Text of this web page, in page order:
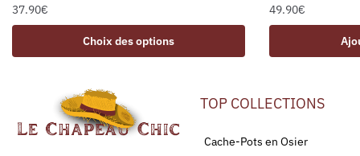
37.90€
Choix des options
49.90€
TOP COLLECTIONS
Cache-Pots en Osier